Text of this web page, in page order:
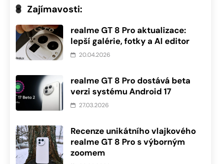
Zajímavosti:
realme GT 8 Pro aktualizace:
lepší galérie, fotky a AI editor
20.04.2026
realme GT 8 Pro dostává beta
verzi systému Android 17
27.03.2026
Recenze unikátního vlajkového
realme GT 8 Pro s výborným
zoomem